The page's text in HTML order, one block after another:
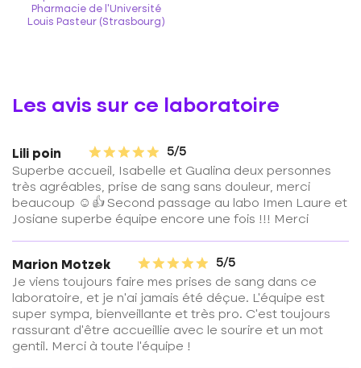
Pharmacie de l'Université
Louis Pasteur (Strasbourg)
Les avis sur ce laboratoire
Lili poin
5/5
Superbe accueil, Isabelle et Gualina deux personnes
très agréables, prise de sang sans douleur, merci
beaucoup ☺️👍 Second passage au labo Imen Laure et
Josiane superbe équipe encore une fois !!! Merci
Marion Motzek
5/5
Je viens toujours faire mes prises de sang dans ce
laboratoire, et je n’ai jamais été déçue. L’équipe est
super sympa, bienveillante et très pro. C’est toujours
rassurant d’être accueillie avec le sourire et un mot
gentil. Merci à toute l’équipe !